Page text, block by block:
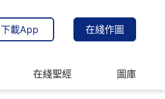
下載App 在綫作圖
在綫聖經 圖庫